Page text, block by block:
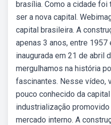
brasília. Como a cidade foi
ser a nova capital.
capital brasileira. A
apenas 3 anos, entre
inaugurada em 21 de abril
mergulhamos na história
fascinantes. Nesse vídeo,
pouco conhecido da
industrialização
mercado interno. A